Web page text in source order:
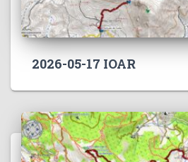
2026-05-17 IOAR